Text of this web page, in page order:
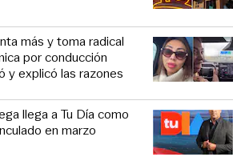
más y toma radical
por conducción
y explicó las razones
llega a Tu Día como
en marzo